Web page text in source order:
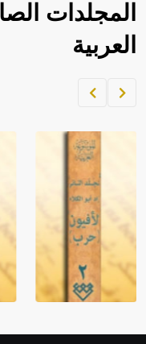
المجلدات
العربية